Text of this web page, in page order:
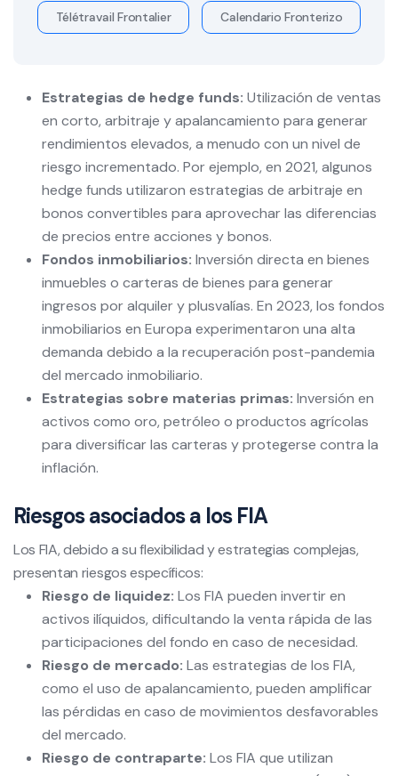
Télétravail Frontalier Calendario Fronterizo
Estrategias de hedge funds: Utilización de ventas
en corto, arbitraje y apalancamiento para generar
rendimientos elevados, a menudo con un nivel de
riesgo incrementado. Por ejemplo, en 2021, algunos
hedge funds utilizaron estrategias de arbitraje en
bonos convertibles para aprovechar las diferencias
de precios entre acciones y bonos.
Fondos inmobiliarios: Inversión directa en bienes
inmuebles o carteras de bienes para generar
ingresos por alquiler y plusvalías. En 2023, los fondos
inmobiliarios en Europa experimentaron una alta
demanda debido a la recuperación post-pandemia
del mercado inmobiliario.
Estrategias sobre materias primas: Inversión en
activos como oro, petróleo o productos agrícolas
para diversificar las carteras y protegerse contra la
inflación.
Riesgos asociados a los FIA
Los FIA, debido a su flexibilidad y estrategias complejas,
presentan riesgos específicos:
Riesgo de liquidez: Los FIA pueden invertir en
activos ilíquidos, dificultando la venta rápida de las
participaciones del fondo en caso de necesidad.
Riesgo de mercado: Las estrategias de los FIA,
como el uso de apalancamiento, pueden amplificar
las pérdidas en caso de movimientos desfavorables
del mercado.
Riesgo de contraparte: Los FIA que utilizan